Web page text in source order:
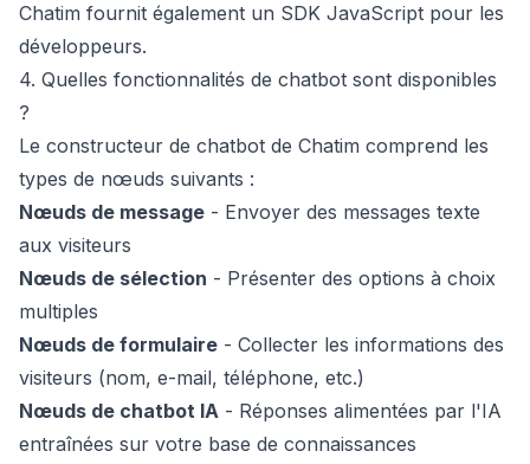
Chatim fournit également un SDK JavaScript pour les
développeurs.
4. Quelles fonctionnalités de chatbot sont disponibles
?
Le constructeur de chatbot de Chatim comprend les
types de nœuds suivants :
Nœuds de message - Envoyer des messages texte
aux visiteurs
Nœuds de sélection - Présenter des options à choix
multiples
Nœuds de formulaire - Collecter les informations des
visiteurs (nom, e-mail, téléphone, etc.)
Nœuds de chatbot IA - Réponses alimentées par l'IA
entraînées sur votre base de connaissances